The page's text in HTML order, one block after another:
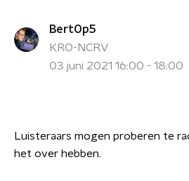
BertOp5
KRO-NCRV
03 juni 2021 16:00 - 18:00
Luisteraars mogen proberen te
het over hebben.